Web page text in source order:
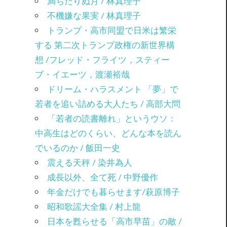
不機嫌な果実 / 林真理子
トランプ・高市同盟で日米は繁栄
する 第二次トランプ政権の新世界構
想 /フレッド・フライツ，スティー
ブ・イエーツ，渡瀬裕哉
ドリーム・ハラスメント 「夢」で
若者を追い詰める大人たち / 高部大問
「若者の読書離れ」というウソ：
中高生はどのくらい、どんな本を読ん
でいるのか / 飯田一史
震える天秤 / 染井為人
成長以外、全て死 / 中野優作
年金だけでも暮らせます/萩原博子
昭和歌謡大全集 / 村上龍
日本を甦らせる「高市早苗」の敵 /